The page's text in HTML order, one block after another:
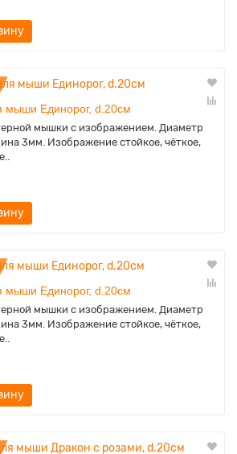
мыши Единорог, d.20см
мышки с изображением. Диаметр
3мм. Изображение стойкое, чёткое,
мыши Единорог, d.20см
мышки с изображением. Диаметр
3мм. Изображение стойкое, чёткое,